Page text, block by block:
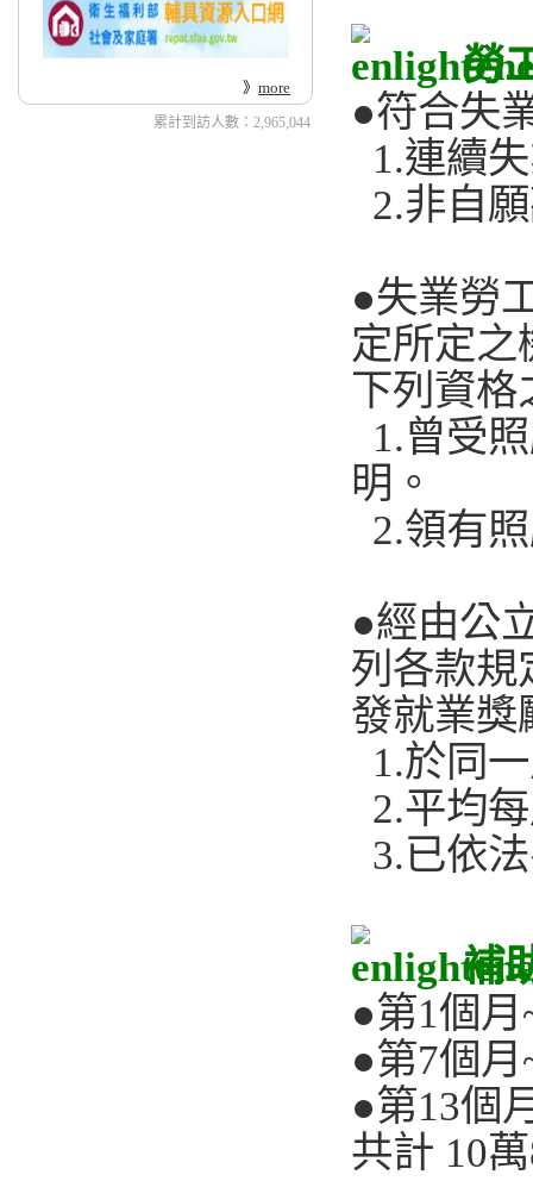
》 more
累計到訪人數：2,965,044
勞
●符合失
1.連續
2.非自
●失業勞
定所定
下列資格
1.曾受
明。
2.領有
●經由公
列各款規
發就業獎
1.於同
2.平均
3.已依
補
●第1個
●第7個
●第13個
共計 10